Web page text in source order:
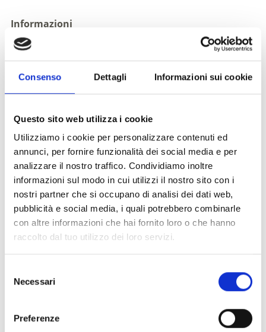
Consenso Dettagli Informazioni sui cookie
Questo sito web utilizza i cookie
Utilizziamo i cookie per personalizzare contenuti ed
annunci, per fornire funzionalità dei social media e per
analizzare il nostro traffico. Condividiamo inoltre
informazioni sul modo in cui utilizzi il nostro sito con i
nostri partner che si occupano di analisi dei dati web,
pubblicità e social media, i quali potrebbero combinarle
con altre informazioni che hai fornito loro o che hanno
raccolto dal tuo utilizzo dei loro servizi.
delNecessari
Preferenze
Informazioni
http://www.seilbahnensulden.it
Luogo dell'evento
Organizzatore
Funivie Solda
Solda
info@seilbahnensulden.it
www.seilbahnensulden.it
Tel.+39 0473 613047
Sì